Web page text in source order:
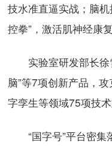
技水准直逼实战；脑
控拳”，激活肌神经康复
实验室研发部长徐
脑”等7项创新产品，
字孪生等领域75项技
“国字号”平台密集